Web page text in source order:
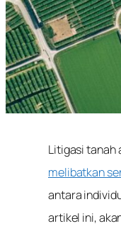
Litigasi tanah
melibatkan
antara
artikel ini,